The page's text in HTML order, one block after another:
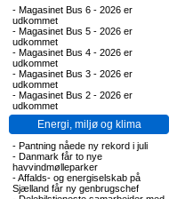
- Magasinet Bus 6 - 2026 er
udkommet
- Magasinet Bus 5 - 2026 er
udkommet
- Magasinet Bus 4 - 2026 er
udkommet
- Magasinet Bus 3 - 2026 er
udkommet
- Magasinet Bus 2 - 2026 er
udkommet
Energi, miljø og klima
- Pantning nåede ny rekord i juli
- Danmark får to nye
havvindmølleparker
-Affalds- og energiselskab på
Sjælland får ny genbrugschef